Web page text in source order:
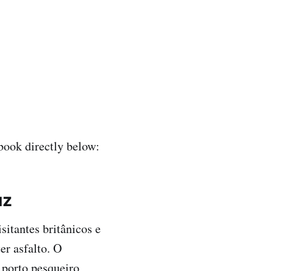
directly below:
britânicos e
asfalto. O
pesqueiro